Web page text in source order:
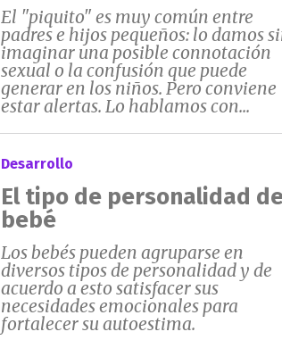
El "piquito" es muy común entre
padres e hijos pequeños: lo damos
imaginar una posible connotación
sexual o la confusión que puede
generar en los niños. Pero conviene
estar alertas. Lo hablamos con...
Desarrollo
El tipo de personalidad
bebé
Los bebés pueden agruparse en
diversos tipos de personalidad y de
acuerdo a esto satisfacer sus
necesidades emocionales para
fortalecer su autoestima.